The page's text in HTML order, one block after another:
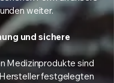
weiter.
und sichere
Medizinprodukte sind
festgelegten